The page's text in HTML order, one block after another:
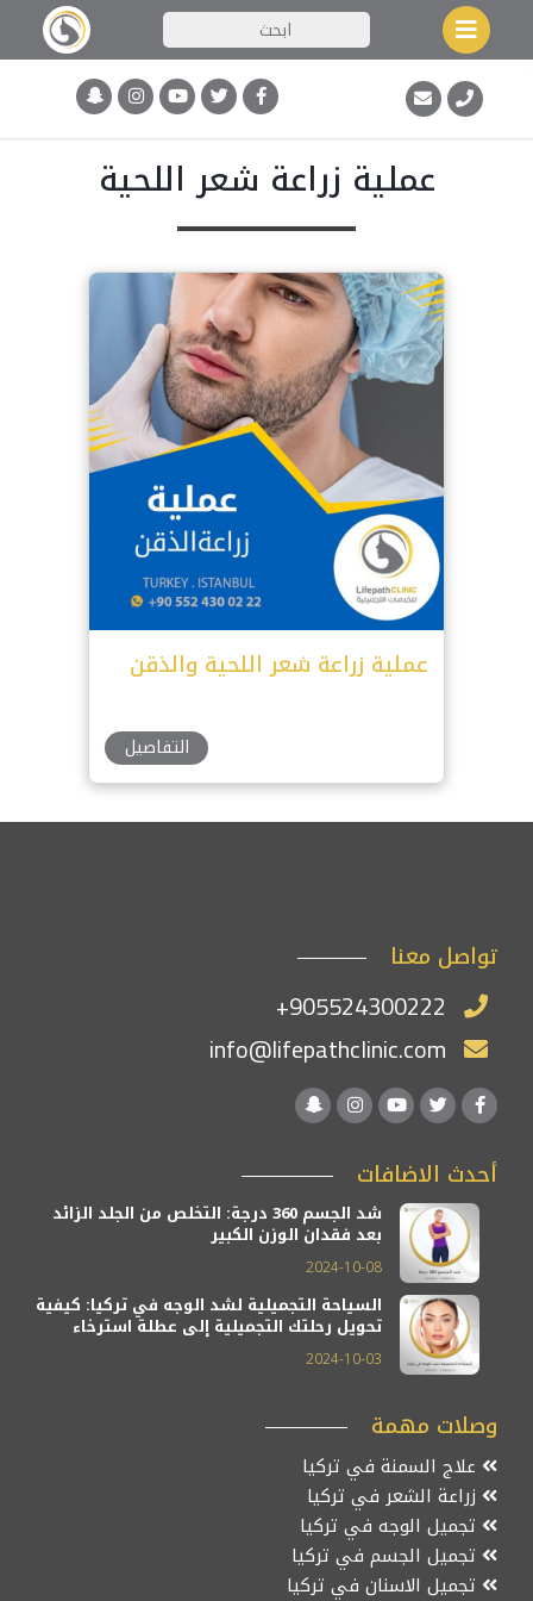
عملية زراعة شعر اللحية
عملية زراعة شعر اللحية والذقن
التفاصيل
تواصل معنا
+905524300222
info@lifepathclinic.com
أحدث الاضافات
شد الجسم 360 درجة: التخلص من الجلد الزائد
بعد فقدان الوزن الكبير
2024-10-08
السياحة التجميلية لشد الوجه في تركيا: كيفية
تحويل رحلتك التجميلية إلى عطلة استرخاء
2024-10-03
وصلات مهمة
علاج السمنة في تركيا
زراعة الشعر في تركيا
تجميل الوجه في تركيا
تجميل الجسم في تركيا
تجميل الاسنان في تركيا